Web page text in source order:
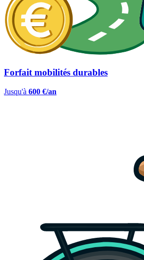
Forfait mobilités durables
Jusqu'à 600 €/an